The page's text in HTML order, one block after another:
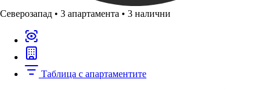
Северозапад • 3 апартамента • 3 налични
Таблица с апартаментите